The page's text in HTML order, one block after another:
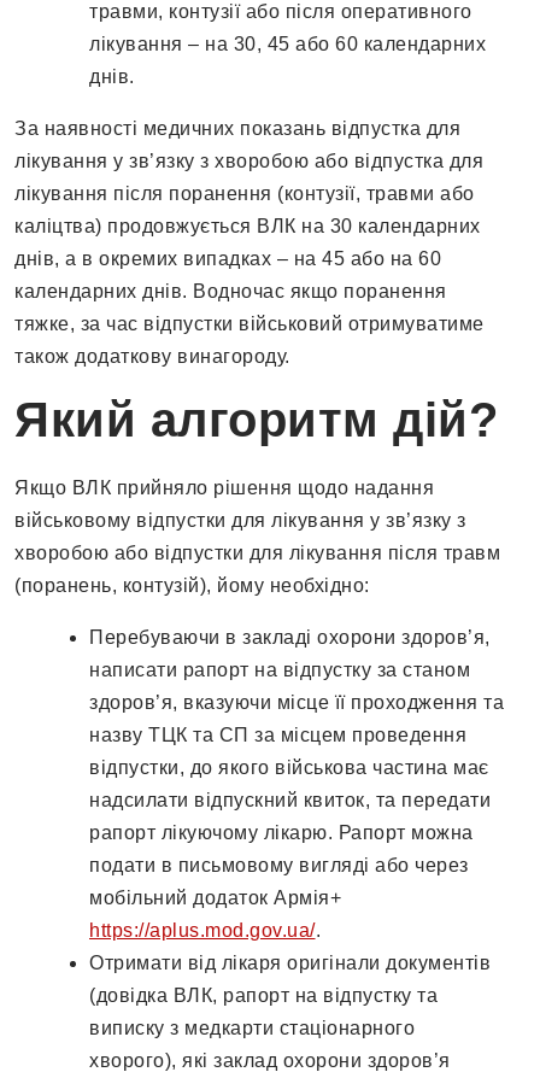
травми, контузії або після оперативного
лікування – на 30, 45 або 60 календарних
днів.
За наявності медичних показань відпустка для
лікування у зв’язку з хворобою або відпустка для
лікування після поранення (контузії, травми або
каліцтва) продовжується ВЛК на 30 календарних
днів, а в окремих випадках – на 45 або на 60
календарних днів. Водночас якщо поранення
тяжке, за час відпустки військовий отримуватиме
також додаткову винагороду.
Який алгоритм дій?
Якщо ВЛК прийняло рішення щодо надання
військовому відпустки для лікування у зв’язку з
хворобою або відпустки для лікування після травм
(поранень, контузій), йому необхідно:
Перебуваючи в закладі охорони здоров’я,
написати рапорт на відпустку за станом
здоров’я, вказуючи місце її проходження та
назву ТЦК та СП за місцем проведення
відпустки, до якого військова частина має
надсилати відпускний квиток, та передати
рапорт лікуючому лікарю. Рапорт можна
подати в письмовому вигляді або через
мобільний додаток Армія+
https://aplus.mod.gov.ua/.
Отримати від лікаря оригінали документів
(довідка ВЛК, рапорт на відпустку та
виписку з медкарти стаціонарного
хворого), які заклад охорони здоров’я